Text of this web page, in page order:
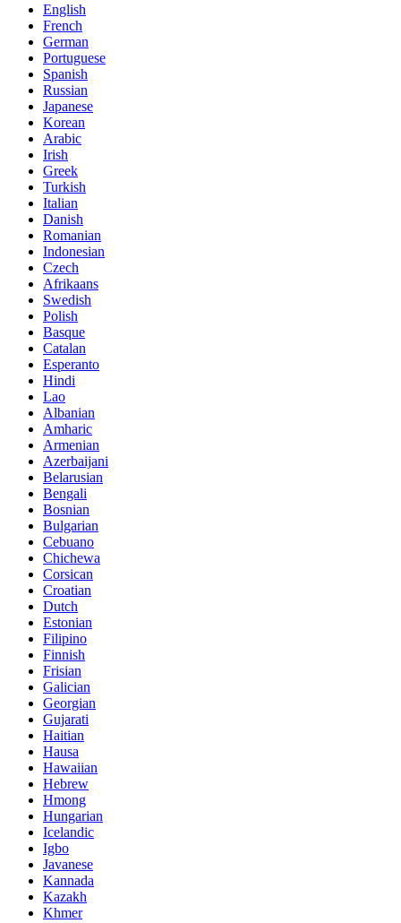
English
French
German
Portuguese
Spanish
Russian
Japanese
Korean
Arabic
Irish
Greek
Turkish
Italian
Danish
Romanian
Indonesian
Czech
Afrikaans
Swedish
Polish
Basque
Catalan
Esperanto
Hindi
Lao
Albanian
Amharic
Armenian
Azerbaijani
Belarusian
Bengali
Bosnian
Bulgarian
Cebuano
Chichewa
Corsican
Croatian
Dutch
Estonian
Filipino
Finnish
Frisian
Galician
Georgian
Gujarati
Haitian
Hausa
Hawaiian
Hebrew
Hmong
Hungarian
Icelandic
Igbo
Javanese
Kannada
Kazakh
Khmer